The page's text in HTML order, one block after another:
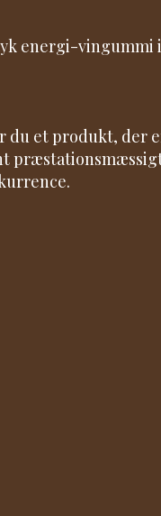
energi-vingummi
du et produkt, der